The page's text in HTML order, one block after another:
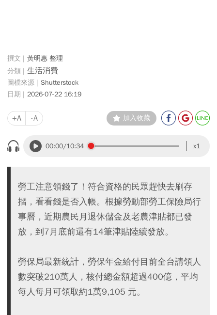
黃明惠 整理
生活消費
Shutterstock
2026-07-22 16:19
+A -A 加入收藏
00:00/10:34 x1
勞工注意領錢了！符合資格的民眾趕快去刷存
摺，看看錢是否入帳。根據勞動部勞工保險局行
事曆，近期農民月退休儲金及老農津貼都已發
放，到7月底前還有14筆津貼陸續發放。
勞保局最新統計，勞保年金給付目前全台請領人
數突破210萬人，核付總金額超過400億，平均
每人每月可領取約1萬9,105 元。